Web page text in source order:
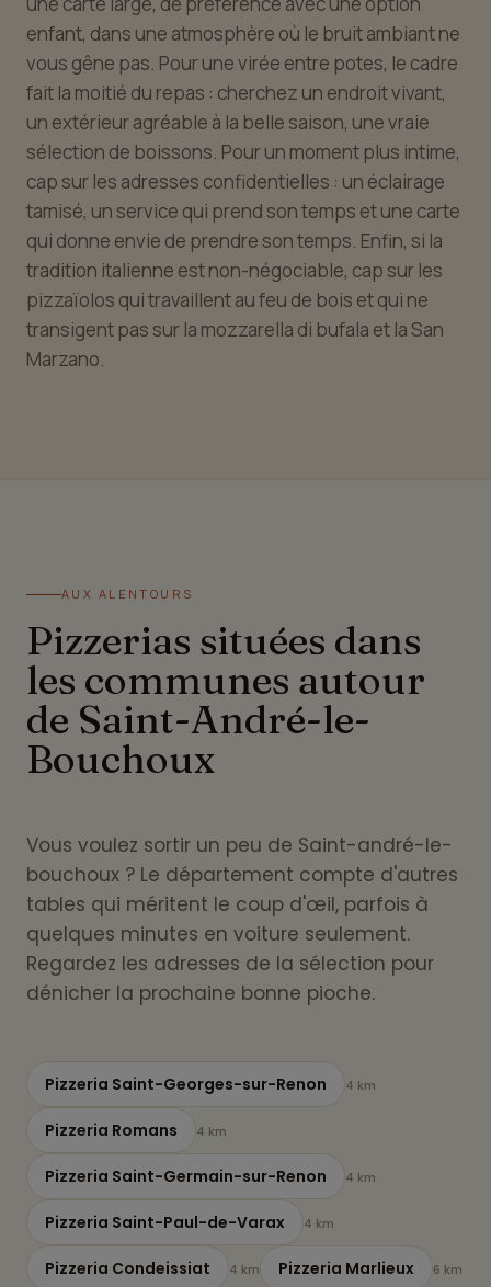
enfant, dans une atmosphère où le bruit ambiant ne
vous gêne pas. Pour une virée entre potes, le cadre
fait la moitié du repas : cherchez un endroit vivant,
un extérieur agréable à la belle saison, une vraie
sélection de boissons. Pour un moment plus intime,
cap sur les adresses confidentielles : un éclairage
tamisé, un service qui prend son temps et une carte
qui donne envie de prendre son temps. Enfin, si la
tradition italienne est non-négociable, cap sur les
pizzaïolos qui travaillent au feu de bois et qui ne
transigent pas sur la mozzarella di bufala et la San
Marzano.
AUX ALENTOURS
Pizzerias situées dans
les communes autour
de Saint-André-le-
Bouchoux
Vous voulez sortir un peu de Saint-andré-le-
bouchoux ? Le département compte d'autres
tables qui méritent le coup d'œil, parfois à
quelques minutes en voiture seulement.
Regardez les adresses de la sélection pour
dénicher la prochaine bonne pioche.
Pizzeria Saint-Georges-sur-Renon 4 km
Pizzeria Romans 4 km
Pizzeria Saint-Germain-sur-Renon 4 km
Pizzeria Saint-Paul-de-Varax 4 km
Pizzeria Condeissiat 4 km Pizzeria Marlieux 6 km